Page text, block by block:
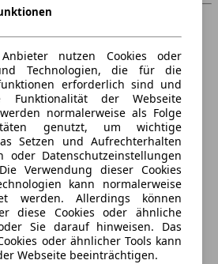
nutzen Cookies oder
Technologien, die für die
erforderlich sind und
Funktionalität der Webseite
normalerweise als Folge
genutzt, um wichtige
Setzen und Aufrechterhalten
oder Datenschutzeinstellungen
Verwendung dieser Cookies
kann normalerweise
werden. Allerdings können
diese Cookies oder ähnliche
Sie darauf hinweisen. Das
oder ähnlicher Tools kann
Webseite beeinträchtigen.